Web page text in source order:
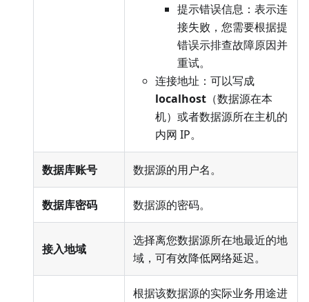
提示错误信息：表示连
接失败，您需要根据提
错误示排查故障原因并
重试。
连接地址：可以写成
localhost （数据源在本
机）或者数据源所在主机的
内网 IP。
数据库账号 数据源的用户名。
数据库密码 数据源的密码。
接入地域
选择离您数据源所在地最近的地
域，可有效降低网络延迟。
根据该数据源的实际业务用途进